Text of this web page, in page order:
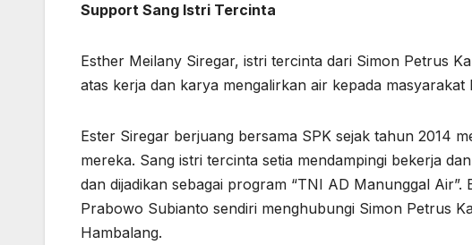
Support Sang Istri Tercinta
Esther Meilany Siregar, istri tercinta dari Simon Petrus
atas kerja dan karya mengalirkan air kepada masyarakat
Ester Siregar berjuang bersama SPK sejak tahun 2014
mereka. Sang istri tercinta setia mendampingi bekerja
dan dijadikan sebagai program “TNI AD Manunggal
Prabowo Subianto sendiri menghubungi Simon Petrus
Hambalang.